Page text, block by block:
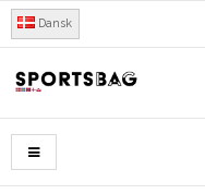
Dansk